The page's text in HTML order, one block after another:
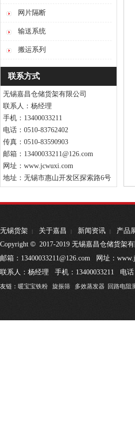
网片隔断
输送系统
搬运系列
联系方式
无锡嘉昌仓储货架有限公司
联系人：杨经理
手机：13400033211
电话：0510-83762402
传真：0510-83590903
邮箱：13400033211@126.com
网址：www.jcwuxi.com
地址：无锡市惠山开发区探索路6号
无锡货架 | 关于嘉昌 | 新闻资讯 | 产品
Copyright © 2017-2019 无锡嘉昌仓储货架
邮箱：13400033211@126.com 网址：
联系人：杨经理 手机：13400033211 电
友链： 暖宝宝铁粉 旋振筛 多效蒸发器 回路电阻